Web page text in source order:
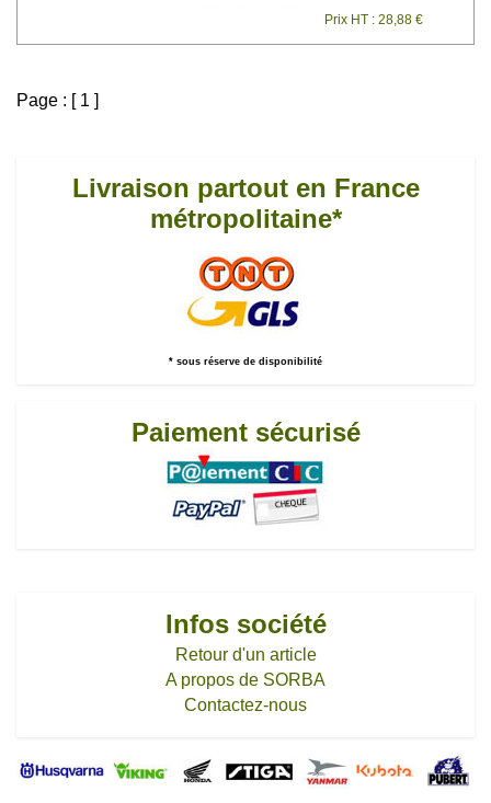
Prix HT : 28,88 €
Page : [ 1 ]
Livraison partout en France
métropolitaine*
* sous réserve de disponibilité
Paiement sécurisé
Infos société
Retour d'un article
A propos de SORBA
Contactez-nous